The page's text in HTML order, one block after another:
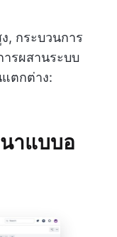
, กระบวนการ
รผสานระบบ
ตกต่าง:
าแบบอ